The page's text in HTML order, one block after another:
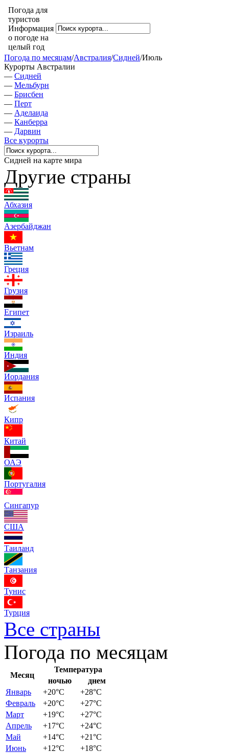
Погода для
туристов
Информация
о погоде на
целый год
Погода по месяцам/Австралия/Сидней/Июль
Курорты Австралии
— Сидней
— Мельбурн
— Брисбен
— Перт
— Аделаида
— Канберра
— Дарвин
Все курорты
Сидней на карте мира
Другие страны
Абхазия
Азербайджан
Вьетнам
Греция
Грузия
Египет
Израиль
Индия
Иордания
Испания
Кипр
Китай
ОАЭ
Португалия
Сингапур
США
Таиланд
Танзания
Тунис
Турция
Все страны
Погода по месяцам
Месяц
Температура
ночью
днем
Январь
+20°C +28°C
Февраль
+20°C +27°C
Март
+19°C +27°C
Апрель
+17°C +24°C
Май
+14°C +21°C
Июнь
+12°C +18°C